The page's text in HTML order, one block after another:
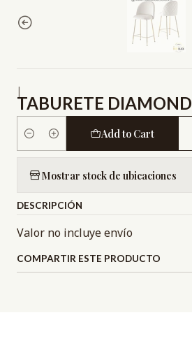
|
TABURETE DIAMOND
Quantity
Add to Cart
Mostrar stock de ubicaciones
DESCRIPCIÓN
Valor no incluye envío
COMPARTIR ESTE PRODUCTO